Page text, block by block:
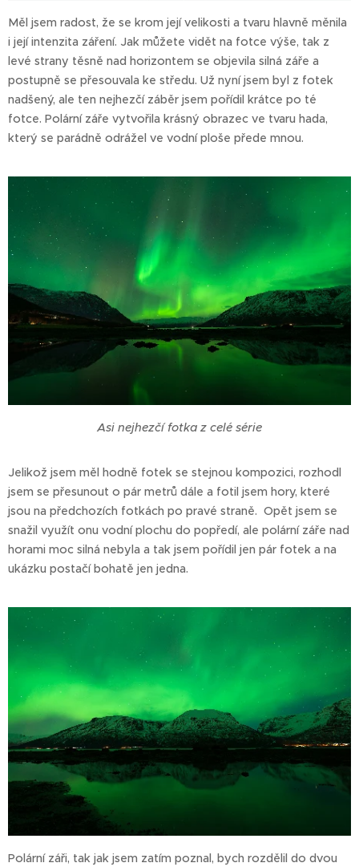
Měl jsem radost, že se krom její velikosti a tvaru hlavně měnila
i její intenzita záření. Jak můžete vidět na fotce výše, tak z
levé strany těsně nad horizontem se objevila silná záře a
postupně se přesouvala ke středu. Už nyní jsem byl z fotek
nadšený, ale ten nejhezčí záběr jsem pořídil krátce po té
fotce. Polární záře vytvořila krásný obrazec ve tvaru hada,
který se parádně odrážel ve vodní ploše přede mnou.
Asi nejhezčí fotka z celé série
Jelikož jsem měl hodně fotek se stejnou kompozici, rozhodl
jsem se přesunout o pár metrů dále a fotil jsem hory, které
jsou na předchozích fotkách po pravé straně. Opět jsem se
snažil využít onu vodní plochu do popředí, ale polární záře nad
horami moc silná nebyla a tak jsem pořídil jen pár fotek a na
ukázku postačí bohatě jen jedna.
Polární záři, tak jak jsem zatím poznal, bych rozdělil do dvou